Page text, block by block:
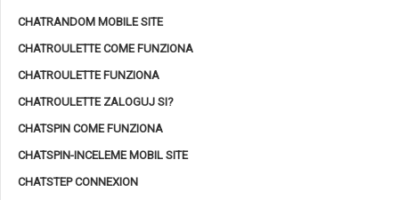
CHATRANDOM MOBILE SITE
CHATROULETTE COME FUNZIONA
CHATROULETTE FUNZIONA
CHATROULETTE ZALOGUJ SI?
CHATSPIN COME FUNZIONA
CHATSPIN-INCELEME MOBIL SITE
CHATSTEP CONNEXION